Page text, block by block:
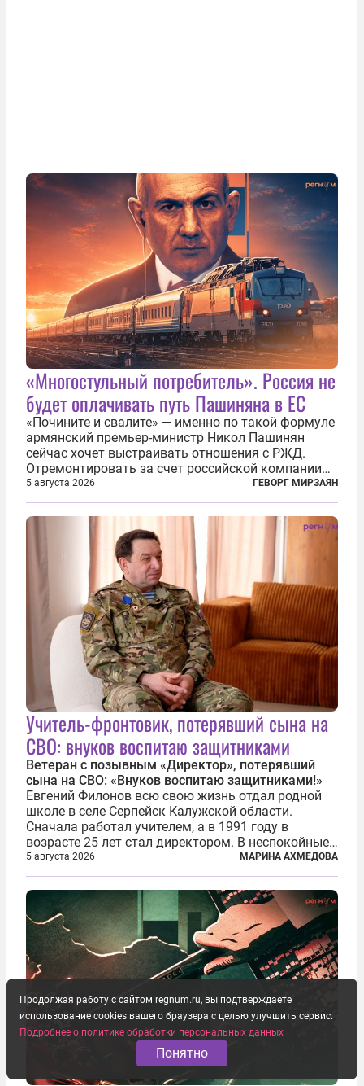
«Многостульный потребитель». Россия не
будет оплачивать путь Пашиняна в ЕС
«Почините и свалите» — именно по такой формуле
армянский премьер-министр Никол Пашинян
сейчас хочет выстраивать отношения с РЖД.
Отремонтировать за счет российской компании
железнодорожную инфраструктуру в районе
прохождения TRIPP (коридора, который должен
связать Азербайджан и Турцию через...
5 августа 2026 ГЕВОРГ МИРЗАЯН
Учитель-фронтовик, потерявший сына на
СВО: внуков воспитаю защитниками
Ветеран с позывным «Директор», потерявший
сына на СВО: «Внуков воспитаю защитниками!»
Евгений Филонов всю свою жизнь отдал родной
школе в селе Серпейск Калужской области.
Сначала работал учителем, а в 1991 году в
возрасте 25 лет стал директором. В неспокойные
90-е он сумел спасти школу от закрытия и со
временем сделал ее лучшей в районе. В 2023 году
в возрасте 57 лет вслед за сыном...
5 августа 2026 МАРИНА АХМЕДОВА
Продолжая работу с сайтом regnum.ru, вы подтверждаете
использование cookies вашего браузера с целью улучшить сервис.
Подробнее о политике обработки персональных данных
Понятно